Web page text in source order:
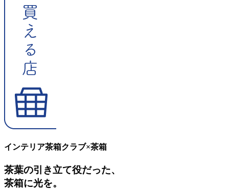
インテリア茶箱クラブ×茶箱
茶葉の引き立て役だった、
茶箱に光を。